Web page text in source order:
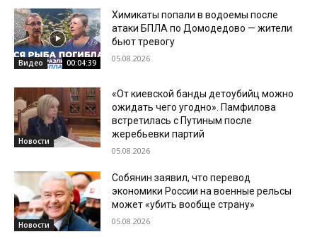
Видео 00:04:39
Химикаты попали в водоемы после
атаки БПЛА по Домодедово — жители
бьют тревогу
05.08.2026
Новости
«От киевской банды детоубийц можно
ожидать чего угодно». Памфилова
встретилась с Путиным после
жеребьевки партий
05.08.2026
Новости
Собянин заявил, что перевод
экономики России на военные рельсы
может «убить вообще страну»
05.08.2026